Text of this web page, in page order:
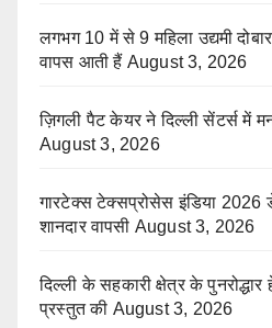
लगभग 10 में से 9 महिला उद्यमी
वापस आती हैं August 3, 2026
ज़िगली पैट केयर ने दिल्ली सेंटर्स में
August 3, 2026
गारटेक्स टेक्सप्रोसेस इंडिया 2026
शानदार वापसी August 3, 2026
दिल्ली के सहकारी क्षेत्र के
प्रस्तुत की August 3, 2026